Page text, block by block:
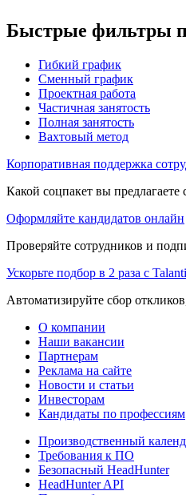
Быстрые фильтры
Гибкий график
Сменный график
Проектная работа
Частичная занятость
Полная занятость
Вахтовый метод
Корпоративная поддержка
Какой соцпакет вы
Оформляйте кандидатов онлайн
Проверяйте сотрудников и
Ускорьте подбор в 2 раза с
Автоматизируйте сбор
О компании
Наши вакансии
Партнерам
Реклама на сайте
Новости и статьи
Инвесторам
Кандидаты по профессиям
Производственный
Требования к ПО
Безопасный HeadHunter
HeadHunter API